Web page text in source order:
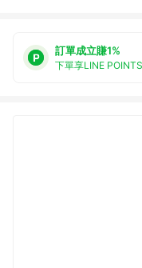
訂單成立賺1%
下單享LINE